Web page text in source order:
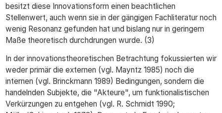
besitzt diese Innovationsform einen beachtlichen
Stellenwert, auch wenn sie in der gängigen Fachliteratur noch
wenig Resonanz gefunden hat und bislang nur in geringem
Maße theoretisch durchdrungen wurde. (3)
In der innovationstheoretischen Betrachtung fokussierten wir
weder primär die externen (vgl. Mayntz 1985) noch die
internen (vgl. Brinckmann 1989) Bedingungen, sondern die
handelnden Subjekte, die "Akteure", um funktionalistischen
Verkürzungen zu entgehen (vgl. R. Schmidt 1990;